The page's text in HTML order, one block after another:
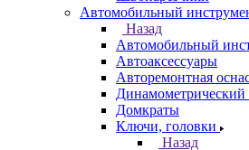
Автомобильный
Назад
Автомобильный
Автоаксессуары
Авторемонтная
Динамометрический
Домкраты
Ключи, головки
Назад